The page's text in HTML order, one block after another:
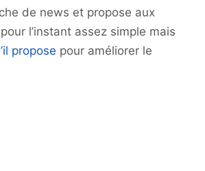
de news et propose aux
l’instant assez simple mais
propose pour améliorer le